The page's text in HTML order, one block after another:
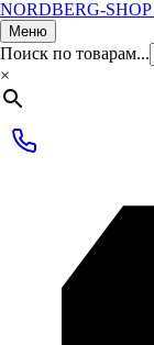
NORDBERG-SHOP
Меню
Поиск по товарам...
×